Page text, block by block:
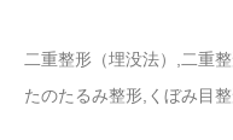
二重整形（埋没法）,二重
たのたるみ整形,くぼみ目